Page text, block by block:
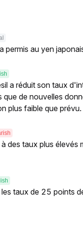
permis au yen
a réduit son taux
de nouvelles
plus faible que prévu.
des taux plus
taux de 25 points